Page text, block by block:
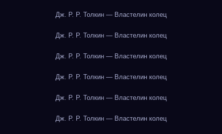
Дж. Р. Р. Толкин — Властелин колец
Дж. Р. Р. Толкин — Властелин колец
Дж. Р. Р. Толкин — Властелин колец
Дж. Р. Р. Толкин — Властелин колец
Дж. Р. Р. Толкин — Властелин колец
Дж. Р. Р. Толкин — Властелин колец